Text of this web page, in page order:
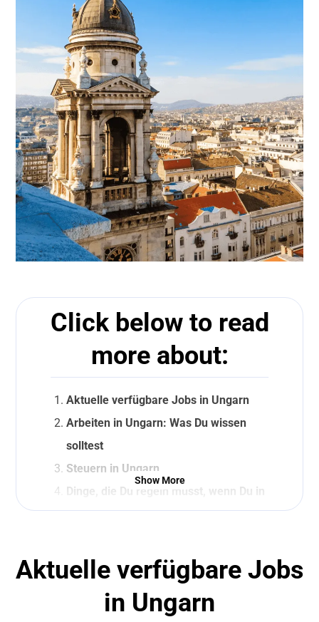
Click below to read
more about:
Aktuelle verfügbare Jobs in Ungarn
Arbeiten in Ungarn: Was Du wissen
solltest
Steuern in Ungarn
Dinge, die Du regeln musst, wenn Du in
Ungarn lebst
Sprich mit einem unserer
Personalvermittler
Leben in Ungarn
Show More
Aktuelle verfügbare Jobs
in Ungarn